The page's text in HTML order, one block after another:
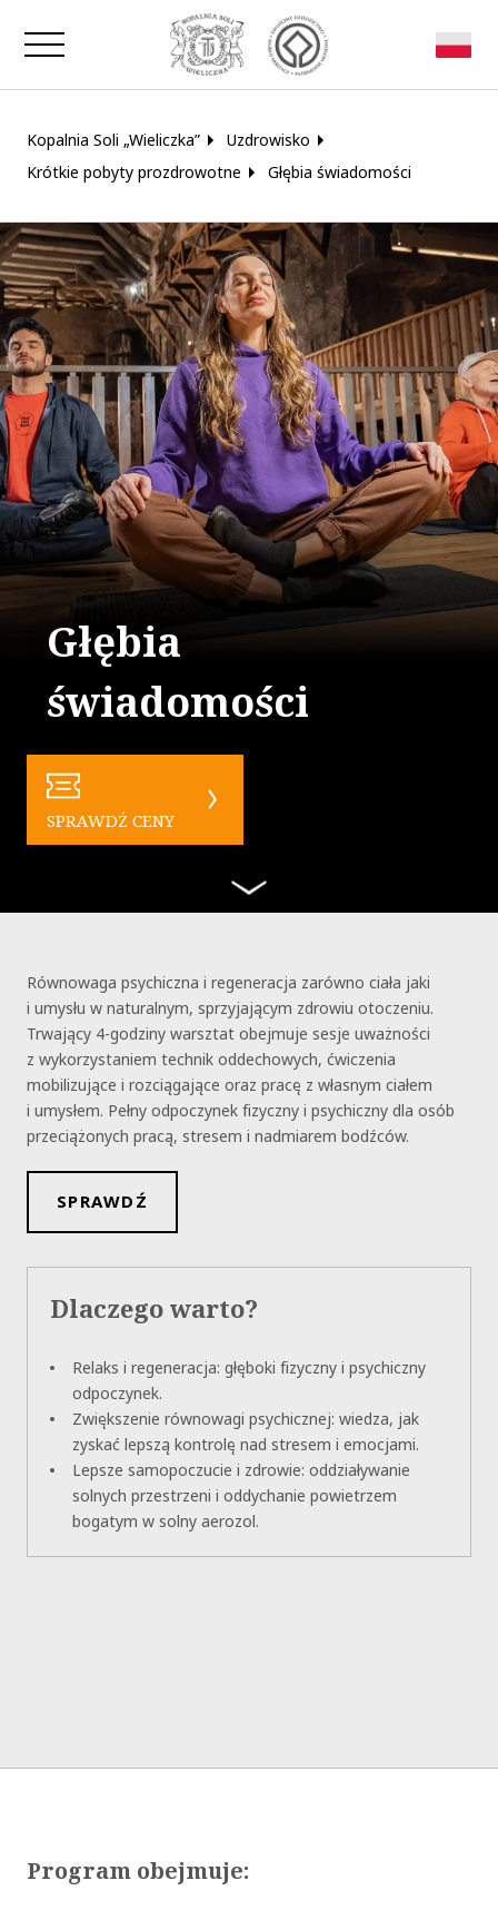
Zamknij okno
Kopalnia Soli „Wieliczka”
Uzdrowisko
Krótkie pobyty prozdrowotne
Głębia świadomości
Głębia
świadomości
SPRAWDŹ CENY
Równowaga psychiczna i regeneracja zarówno ciała jaki
i umysłu w naturalnym, sprzyjającym zdrowiu otoczeniu.
Trwający 4-godziny warsztat obejmuje sesje uważności
z wykorzystaniem technik oddechowych, ćwiczenia
mobilizujące i rozciągające oraz pracę z własnym ciałem
i umysłem. Pełny odpoczynek fizyczny i psychiczny dla osób
przeciążonych pracą, stresem i nadmiarem bodźców.
SPRAWDŹ
Dlaczego warto?
Relaks i regeneracja: głęboki fizyczny i psychiczny
odpoczynek.
Zwiększenie równowagi psychicznej: wiedza, jak
zyskać lepszą kontrolę nad stresem i emocjami.
Lepsze samopoczucie i zdrowie: oddziaływanie
solnych przestrzeni i oddychanie powietrzem
bogatym w solny aerozol.
Program obejmuje: